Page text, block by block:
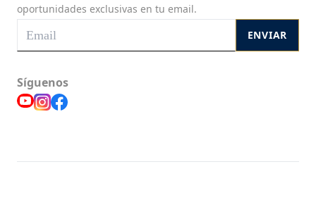
oportunidades exclusivas en tu email.
ENVIAR
Síguenos